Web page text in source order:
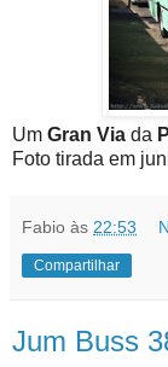
Um Gran Via da
Foto tirada em
Fabio às 22:53
Compartilhar
Jum Buss